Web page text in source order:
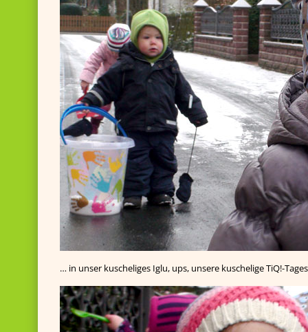
… in unser kuscheliges Iglu, ups, unsere kuschelige TiQ!-